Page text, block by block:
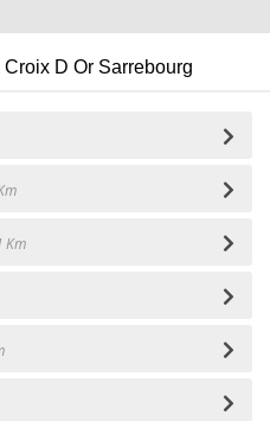
D Or Sarrebourg
Km